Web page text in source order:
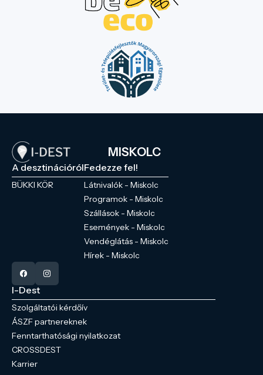
MISKOLC
A desztinációról
BÜKKI KÖR
Fedezze fel!
Látnivalók - Miskolc
Programok - Miskolc
Szállások - Miskolc
Események - Miskolc
Vendéglátás - Miskolc
Hírek - Miskolc
I-Dest
Szolgáltatói kérdőív
ÁSZF partnereknek
Fenntarthatósági nyilatkozat
CROSSDEST
Karrier